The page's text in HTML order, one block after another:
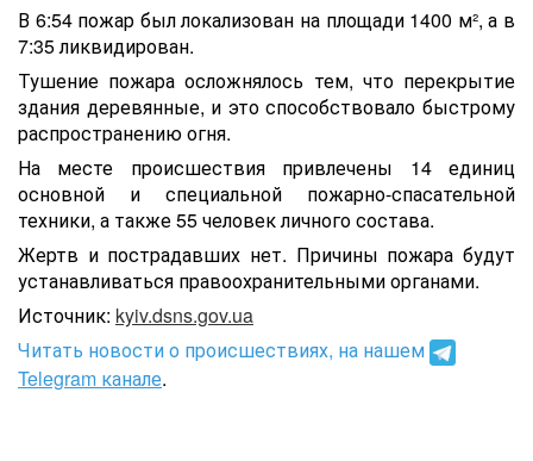
В 6:54 пожар был локализован на площади 1400 м², а в
7:35 ликвидирован.
Тушение пожара осложнялось тем, что перекрытие
здания деревянные, и это способствовало быстрому
распространению огня.
На месте происшествия привлечены 14 единиц
основной и специальной пожарно-спасательной
техники, а также 55 человек личного состава.
Жертв и пострадавших нет. Причины пожара будут
устанавливаться правоохранительными органами.
Источник: kyiv.dsns.gov.ua
Читать новости о происшествиях, на нашем
Telegram канале.